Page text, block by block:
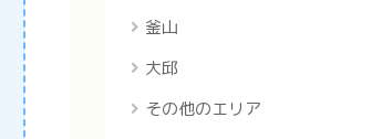
釜山
大邱
その他のエリア